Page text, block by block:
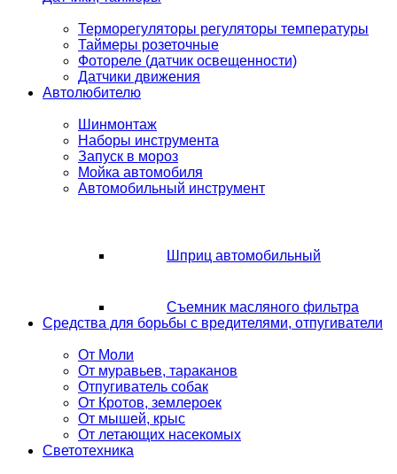
Терморегуляторы регуляторы температуры
Таймеры розеточные
Фотореле (датчик освещенности)
Датчики движения
Автолюбителю
Шинмонтаж
Наборы инструмента
Запуск в мороз
Мойка автомобиля
Автомобильный инструмент
Шприц автомобильный
Съемник масляного фильтра
Средства для борьбы с вредителями, отпугиватели
От Моли
От муравьев, тараканов
Отпугиватель собак
От Кротов, землероек
От мышей, крыс
От летающих насекомых
Светотехника